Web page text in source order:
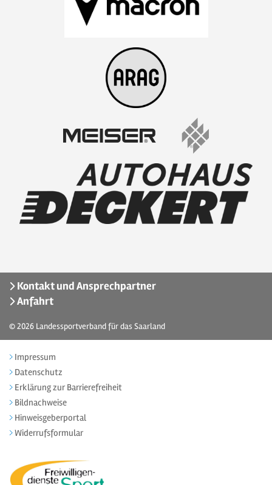
Kontakt und Ansprechpartner
Anfahrt
© 2026 Landessportverband für das Saarland
Impressum
Datenschutz
Erklärung zur Barrierefreiheit
Bildnachweise
Hinweisgeberportal
Widerrufsformular